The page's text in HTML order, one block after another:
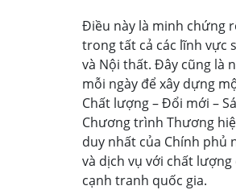
Điều này là minh chứng
trong tất cả các lĩnh vực
và Nội thất. Đây cũng là
mỗi ngày để xây dựng
Chất lượng – Đổi mới –
Chương trình Thương
duy nhất của Chính phủ
và dịch vụ với chất
cạnh tranh quốc gia.